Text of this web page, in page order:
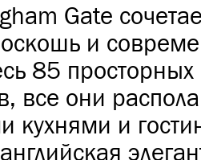
Gate
и
85
все они
кухнями и